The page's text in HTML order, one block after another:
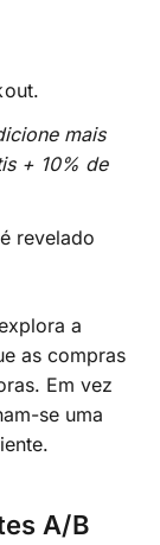
mais
+ 10% de
revelado
a
as compras
Em vez
se uma
A/B